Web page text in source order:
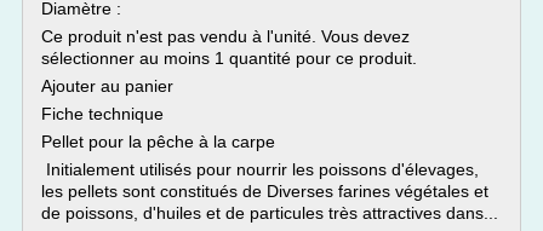
Diamètre :
Ce produit n'est pas vendu à l'unité. Vous devez
sélectionner au moins 1 quantité pour ce produit.
Ajouter au panier
Fiche technique
Pellet pour la pêche à la carpe
Initialement utilisés pour nourrir les poissons d'élevages,
les pellets sont constitués de Diverses farines végétales et
de poissons, d'huiles et de particules très attractives dans...